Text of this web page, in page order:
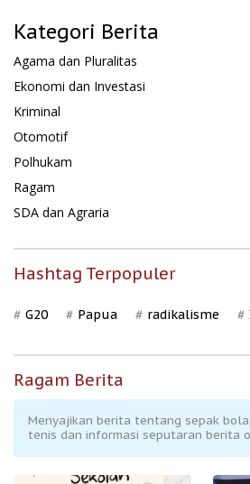
Kategori Berita
Agama dan Pluralitas
Ekonomi dan Investasi
Kriminal
Otomotif
Polhukam
Ragam
SDA dan Agraria
Hashtag Terpopuler
G20 Papua radikalisme
Ragam Berita
Menyajikan berita tentang sepak
tenis dan informasi seputaran berita